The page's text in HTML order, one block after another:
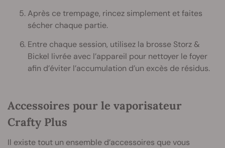
Après ce trempage, rincez simplement et faites
sécher chaque partie.
Entre chaque session, utilisez la brosse Storz &
Bickel livrée avec l’appareil pour nettoyer le foyer
afin d’éviter l’accumulation d’un excès de résidus.
Accessoires pour le vaporisateur
Crafty Plus
Il existe tout un ensemble d’accessoires que vous